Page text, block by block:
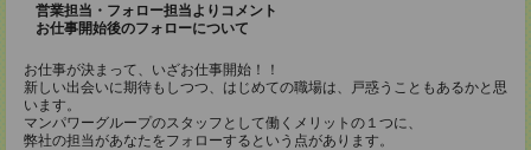
営業担当・フォロー担当よりコメント
お仕事開始後のフォローについて
お仕事が決まって、いざお仕事開始！！
新しい出会いに期待もしつつ、はじめての職場は、戸惑うこともあるかと思
います。
マンパワーグループのスタッフとして働くメリットの１つに、
弊社の担当があなたをフォローするという点があります。